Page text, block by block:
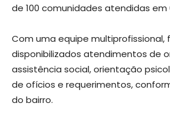
de 100 comunidades atendidas
Com uma equipe multiprofissional,
disponibilizados atendimentos de
assistência social, orientação
de ofícios e requerimentos,
do bairro.